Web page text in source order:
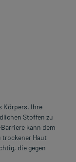
Körpers. Ihre
Stoffen zu
kann dem
trockener Haut
die gegen